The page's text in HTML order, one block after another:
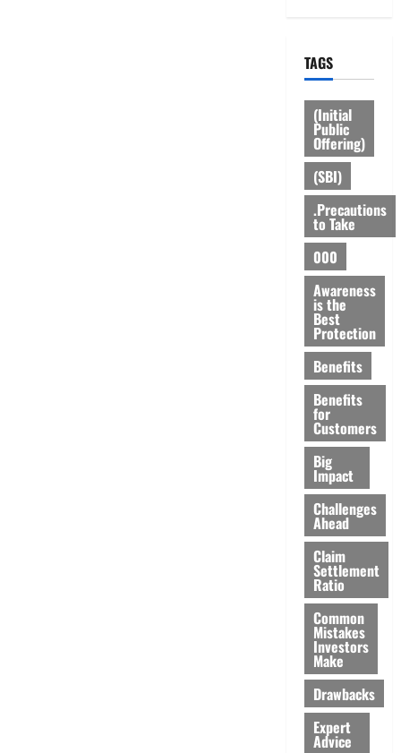
TAGS
(Initial
Public
Offering)
(SBI)
.Precautions
to Take
000
Awareness
is the
Best
Protection
Benefits
Benefits
for
Customers
Big
Impact
Challenges
Ahead
Claim
Settlement
Ratio
Common
Mistakes
Investors
Make
Drawbacks
Expert
Advice